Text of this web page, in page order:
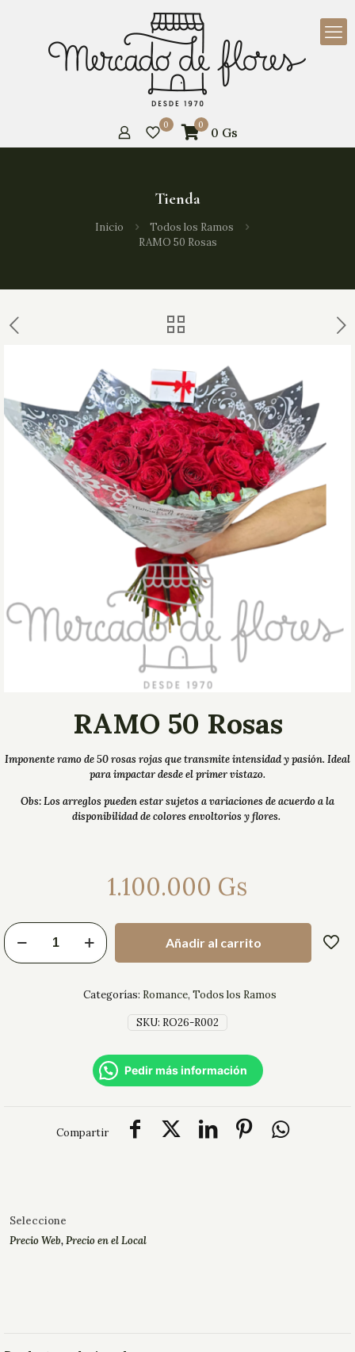
0 0 0 Gs
Tienda
Inicio
Todos los Ramos
RAMO 50 Rosas
RAMO 50 Rosas
Imponente ramo de 50 rosas rojas que transmite intensidad y pasión. Ideal
para impactar desde el primer vistazo.
Obs: Los arreglos pueden estar sujetos a variaciones de acuerdo a la
disponibilidad de colores envoltorios y flores.
1.100.000 Gs
Añadir al carrito
SKU: RO26-R002
Categorías: Romance, Todos los Ramos
Pedir más información
Compartir
Seleccione
Precio Web,Precio en el Local